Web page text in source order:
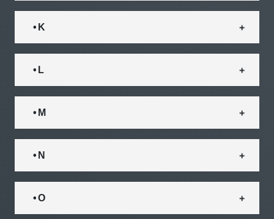
• K
• L
• M
• N
• O